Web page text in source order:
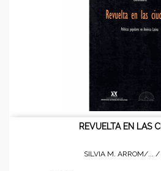
REVUELTA EN LAS
SILVIA M. ARROM/... /